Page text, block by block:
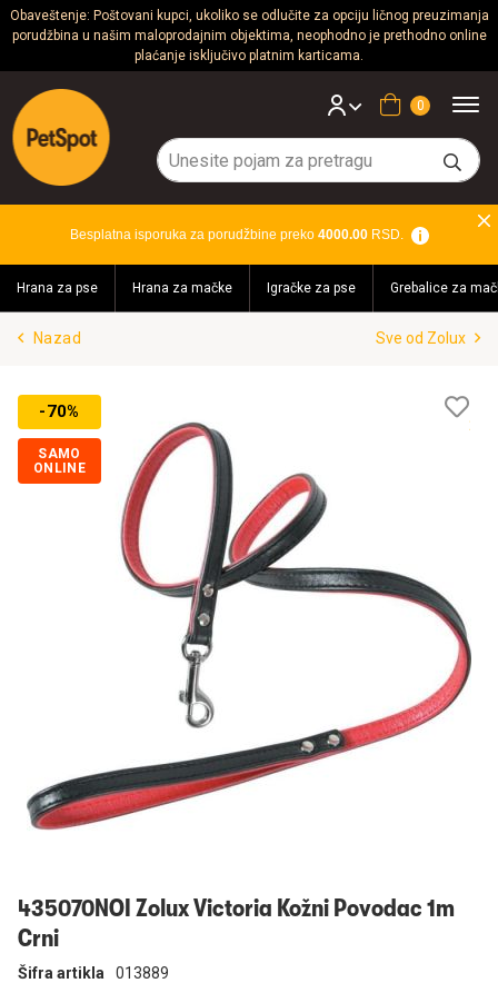
Obaveštenje: Poštovani kupci, ukoliko se odlučite za opciju ličnog preuzimanja
porudžbina u našim maloprodajnim objektima, neophodno je prethodno online
plaćanje isključivo platnim karticama.
Psi
Mačke
Glodari
Akvaristika
Teraristika
Brendovi
Blog
Akcija!
Korpa
Besplatna isporuka za porudžbine preko 4000.00RSD.
Hrana za pse Hrana za mačke Igračke za pse Grebalice za
Nazad Sve od Zolux
-70%
SAMO
ONLINE
435070NOI Zolux Victoria Kožni Povodac 1m
Crni
Šifra artikla 013889